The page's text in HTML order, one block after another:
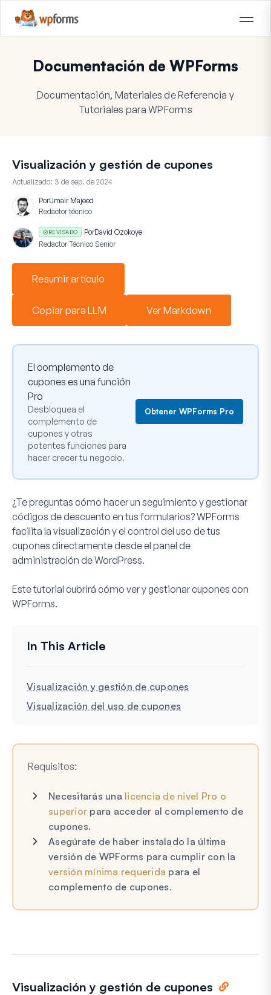
Documentación de WPForms
Documentación, Materiales de Referencia y
Tutoriales para WPForms
Visualización y gestión de cupones
Actualizado: 3 de sep. de 2024
PorUmair Majeed
Redactor técnico
REVISADO PorDavid Ozokoye
Redactor Técnico Senior
Resumir artículo
Copiar para LLM Ver Markdown
El complemento de
cupones es una función
Pro
Desbloquea el
complemento de
cupones y otras
potentes funciones para
hacer crecer tu negocio.
Obtener WPForms Pro
¿Te preguntas cómo hacer un seguimiento y gestionar
códigos de descuento en tus formularios? WPForms
facilita la visualización y el control del uso de tus
cupones directamente desde el panel de
administración de WordPress.
Este tutorial cubrirá cómo ver y gestionar cupones con
WPForms.
Visualización y gestión de cupones
Visualización del uso de cupones
Requisitos:
Necesitarás una licencia de nivel Pro o
superior para acceder al complemento de
cupones.
Asegúrate de haber instalado la última
versión de WPForms para cumplir con la
versión mínima requerida para el
complemento de cupones.
Visualización y gestión de cupones